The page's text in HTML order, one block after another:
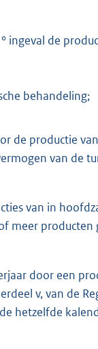
ingeval de
behandeling;
de productie
van de
van in
meer
door een
v, van de
hetzelfde